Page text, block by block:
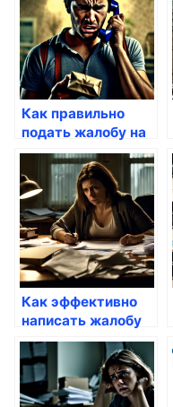
услуг
Как правильно
подать жалобу на
качество
предоставляемых
услуг
Как эффективно
написать жалобу
на отсутствие
ЖКУ